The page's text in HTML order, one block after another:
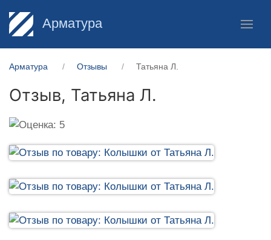
Арматура
Арматура Отзывы Татьяна Л.
Отзыв, Татьяна Л.